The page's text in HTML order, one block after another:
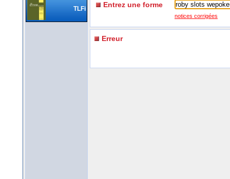
TLFi Entrez une forme
notices corrigées
Erreur